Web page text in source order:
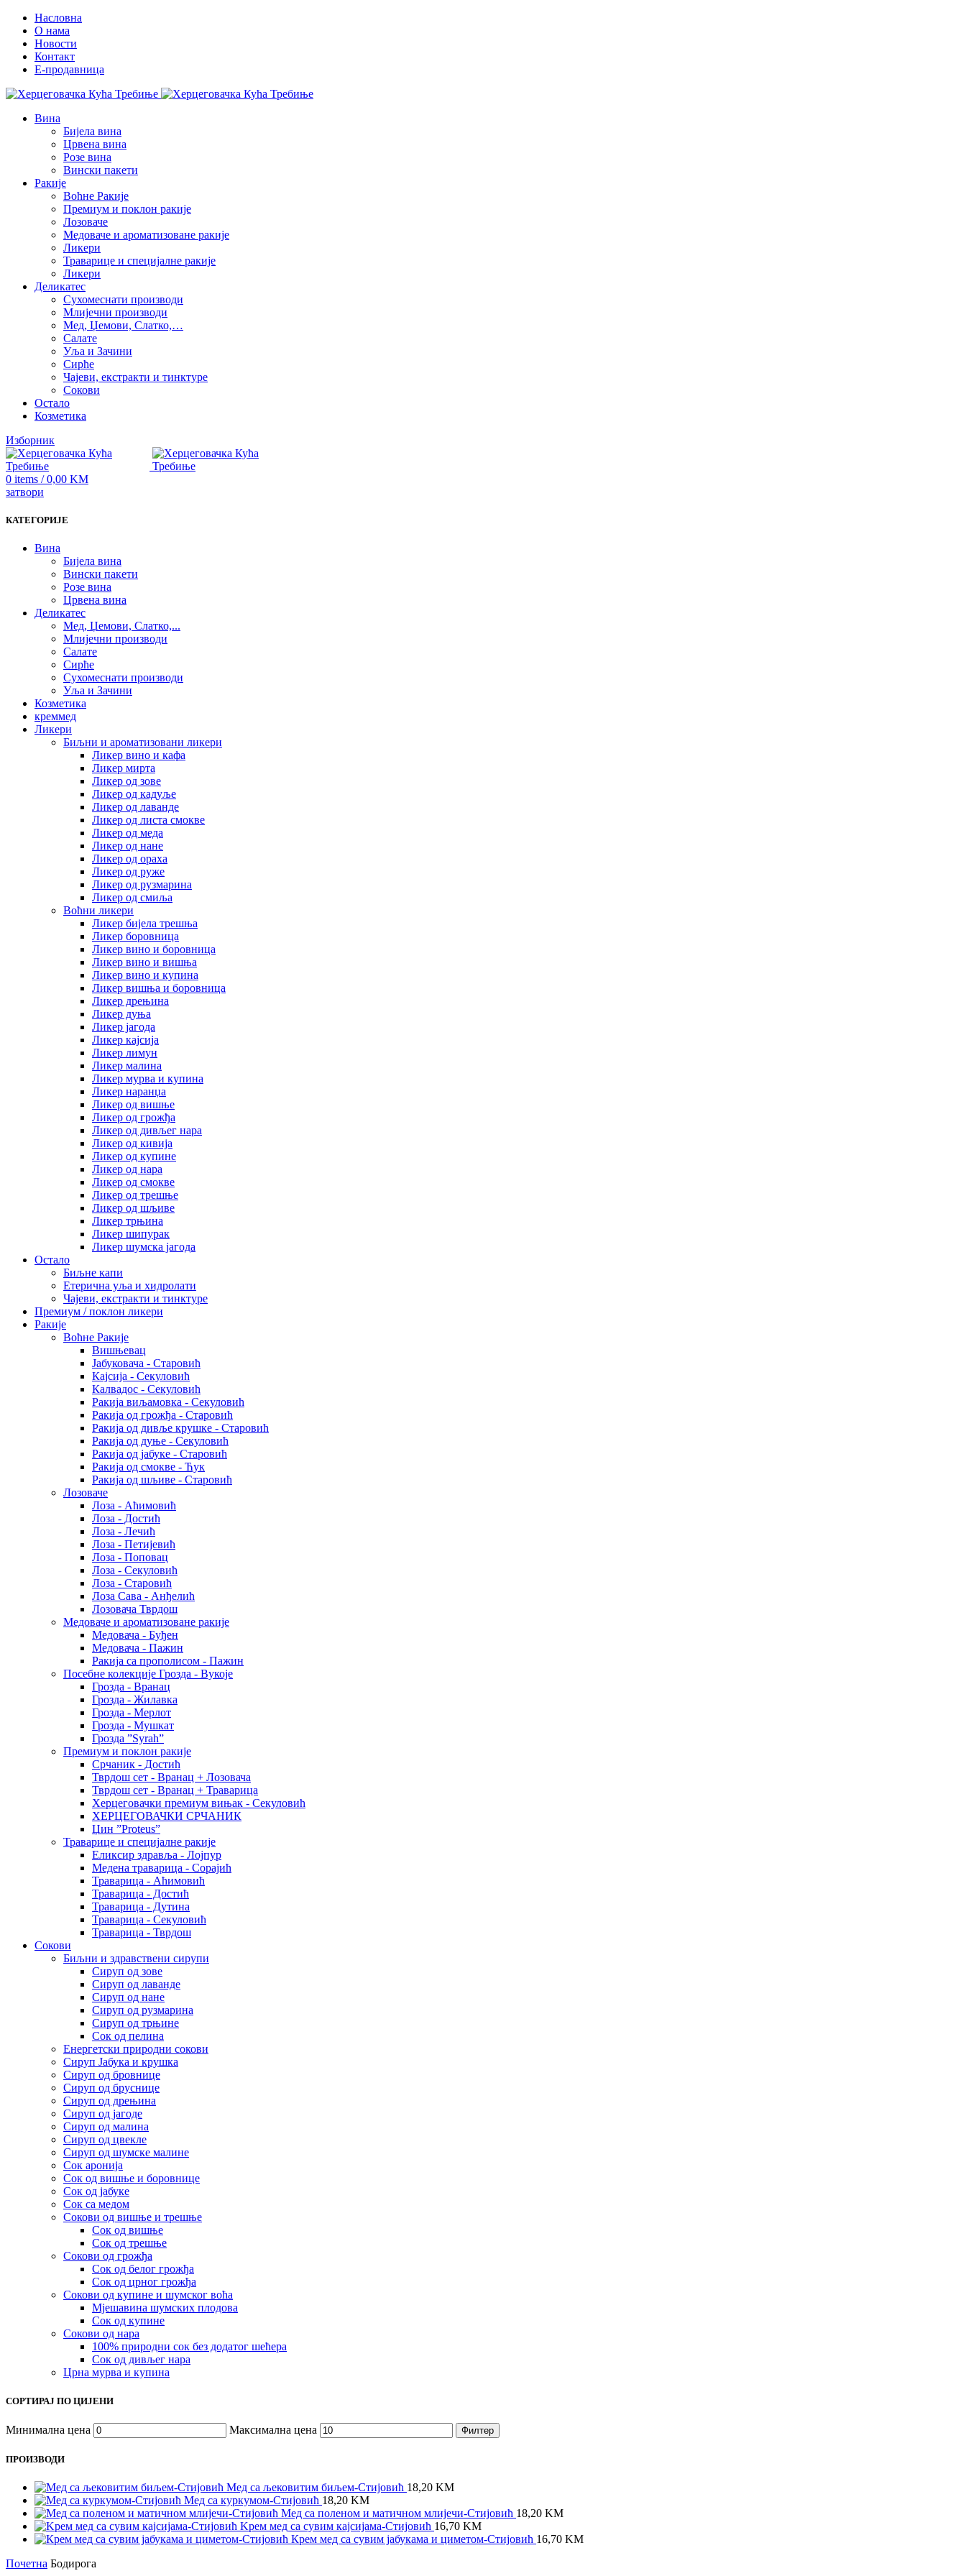
Насловна
О нама
Новости
Контакт
E-продавница
Вина
Бијела вина
Црвена вина
Розе вина
Вински пакети
Ракије
Воћне Ракије
Премиум и поклон ракије
Лозоваче
Медоваче и ароматизоване ракије
Ликери
Траварице и специјалне ракије
Ликери
Деликатес
Сухомеснати производи
Млијечни производи
Мед, Џемови, Слатко,…
Салате
Уља и Зачини
Сирће
Чајеви, екстракти и тинктуре
Сокови
Остало
Козметика
Изборник
0 items / 0,00 KM
затвори
КАТЕГОРИЈЕ
Вина
Бијела вина
Вински пакети
Розе вина
Црвена вина
Деликатес
Мед, Џемови, Слатко,...
Млијечни производи
Салате
Сирће
Сухомеснати производи
Уља и Зачини
Козметика
креммед
Ликери
Биљни и ароматизовани ликери
Ликер вино и кафа
Ликер мирта
Ликер од зове
Ликер од кадуље
Ликер од лаванде
Ликер од листа смокве
Ликер од меда
Ликер од нане
Ликер од ораха
Ликер од руже
Ликер од рузмарина
Ликер од смиља
Воћни ликери
Ликер бијела трешња
Ликер боровница
Ликер вино и боровница
Ликер вино и вишња
Ликер вино и купина
Ликер вишња и боровница
Ликер дрењина
Ликер дуња
Ликер јагода
Ликер кајсија
Ликер лимун
Ликер малина
Ликер мурва и купина
Ликер наранџа
Ликер од вишње
Ликер од грожђа
Ликер од дивљег нара
Ликер од кивија
Ликер од купине
Ликер од нара
Ликер од смокве
Ликер од трешње
Ликер од шљиве
Ликер трњина
Ликер шипурак
Ликер шумска јагода
Остало
Биљне капи
Етерична уља и хидролати
Чајеви, екстракти и тинктуре
Премиум / поклон ликери
Ракије
Воћне Ракије
Вишњевац
Јабуковача - Старовић
Кајсија - Секуловић
Калвадос - Секуловић
Ракија виљамовка - Секуловић
Ракија од грожђа - Старовић
Ракија од дивље крушке - Старовић
Ракија од дуње - Секуловић
Ракија од јабуке - Старовић
Ракија од смокве - Ћук
Ракија од шљиве - Старовић
Лозоваче
Лоза - Аћимовић
Лоза - Достић
Лоза - Лечић
Лоза - Петијевић
Лоза - Поповац
Лоза - Секуловић
Лоза - Старовић
Лоза Сава - Анђелић
Лозовача Тврдош
Медоваче и ароматизоване ракије
Медовача - Буђен
Медовача - Пажин
Ракија са прополисом - Пажин
Посебне колекције Грозда - Вукоје
Грозда - Вранац
Грозда - Жилавка
Грозда - Мерлот
Грозда - Мушкат
Грозда ”Syrah”
Премиум и поклон ракије
Срчаник - Достић
Тврдош сет - Вранац + Лозовача
Тврдош сет - Вранац + Траварица
Херцеговачки премиум вињак - Секуловић
ХЕРЦЕГОВАЧКИ СРЧАНИК
Џин ”Proteus”
Траварице и специјалне ракије
Еликсир здравља - Лојпур
Медена траварица - Сорајић
Траварица - Аћимовић
Траварица - Достић
Траварица - Дутина
Траварица - Секуловић
Траварица - Тврдош
Сокови
Биљни и здравствени сирупи
Сируп од зове
Сируп од лаванде
Сируп од нане
Сируп од рузмарина
Сируп од трњине
Сок од пелина
Енергетски природни сокови
Сируп Јабука и крушка
Сируп од бровнице
Сируп од бруснице
Сируп од дрењина
Сируп од јагоде
Сируп од малина
Сируп од цвекле
Сируп од шумске малине
Сок аронија
Сок од вишње и боровнице
Сок од јабуке
Сок са медом
Сокови од вишње и трешње
Сок од вишње
Сок од трешње
Сокови од грожђа
Сок од белог грожђа
Сок од црног грожђа
Сокови од купине и шумског воћа
Мјешавина шумских плодова
Сок од купине
Сокови од нара
100% природни сок без додатог шећера
Сок од дивљег нара
Црна мурва и купина
СОРТИРАЈ ПО ЦИЈЕНИ
Минимална цена Максимална цена Филтер
ПРОИЗВОДИ
Мед са љековитим биљем-Стијовић 18,20 KM
Meд са куркумом-Стијовић 18,20 KM
Мед са поленом и матичном млијечи-Стијовић 18,20 KM
Kрем мед са сувим кајсијама-Стијовић 16,70 KM
Крем мед са сувим јабукама и циметом-Стијовић 16,70 KM
Почетна Бодирога